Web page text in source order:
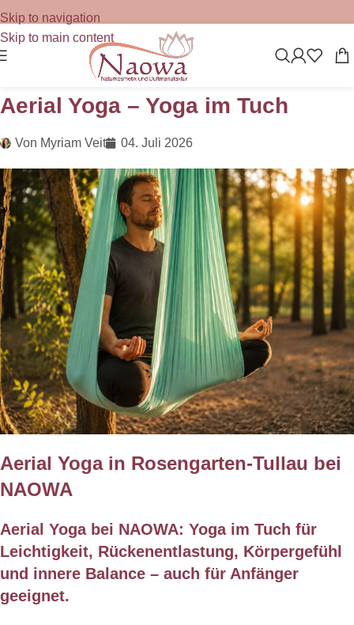
Skip to navigation
Skip to main content
Aerial Yoga – Yoga im Tuch
Von Myriam Veit 04. Juli 2026
Aerial Yoga in Rosengarten-Tullau bei
NAOWA
Aerial Yoga bei NAOWA: Yoga im Tuch für
Leichtigkeit, Rückenentlastung, Körpergefühl
und innere Balance – auch für Anfänger
geeignet.